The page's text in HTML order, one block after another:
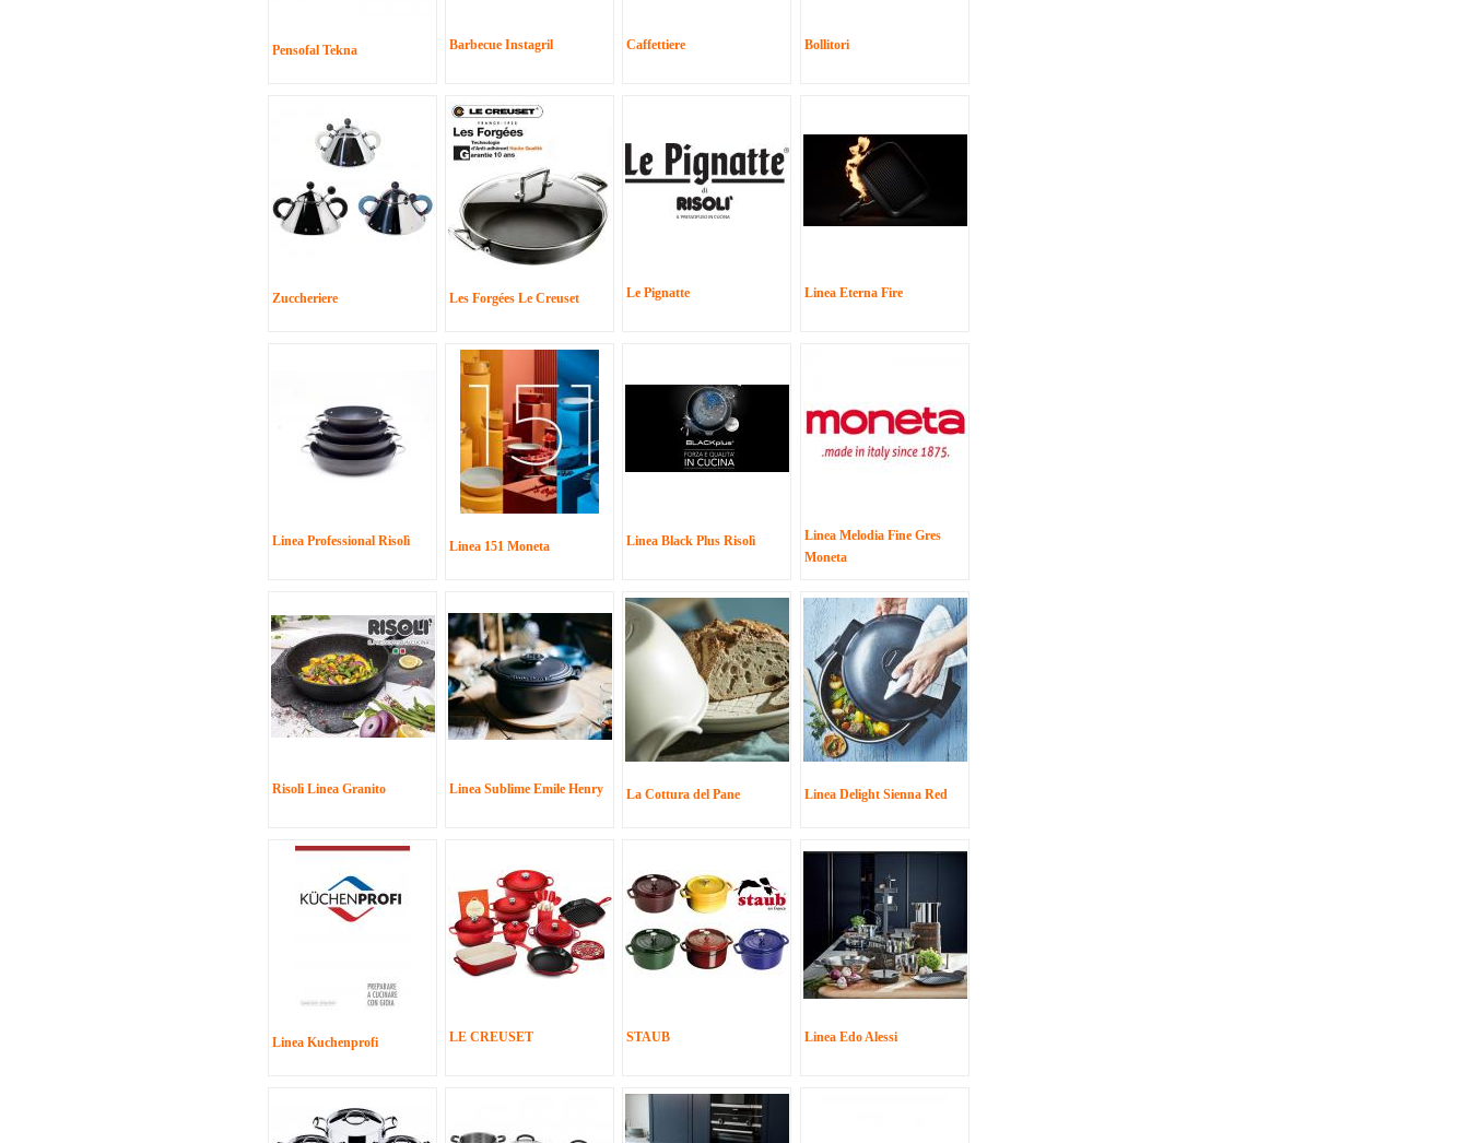
Pensofal Tekna Barbecue Instagril Caffettiere Bollitori
Zuccheriere Les Forgées Le Creuset Le Pignatte Linea Eterna Fire
Linea Professional Risolì Linea 151 Moneta Linea Black Plus Risolì
Linea Melodia Fine Gres
Moneta
Risolì Linea Granito Linea Sublime Emile Henry La Cottura del Pane Linea Delight Sienna Red
Linea Kuchenprofi LE CREUSET STAUB Linea Edo Alessi